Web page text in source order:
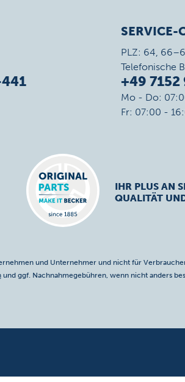
SERVICE-
PLZ: 64,
Telefonische
+49 7152
Mo - Do:
Fr: 07:00 -
IHR PLUS AN
QUALITÄT
und Unternehmer und nicht für
und ggf. Nachnahmegebühren, wenn nicht anders